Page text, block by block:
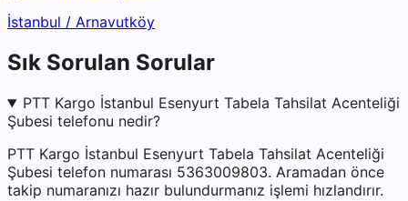
İstanbul / Arnavutköy
Sık Sorulan Sorular
PTT Kargo İstanbul Esenyurt Tabela Tahsilat Acenteliği
Şubesi telefonu nedir?
PTT Kargo İstanbul Esenyurt Tabela Tahsilat Acenteliği
Şubesi telefon numarası 5363009803. Aramadan önce
takip numaranızı hazır bulundurmanız işlemi hızlandırır.